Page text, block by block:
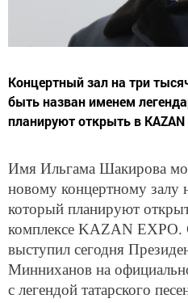
Концертный зал на три
быть назван именем
планируют открыть в KAZAN
Имя Ильгама Шакирова
новому концертному залу
который планируют
комплексе KAZAN EXPO.
выступил сегодня
Минниханов на
с легендой татарского